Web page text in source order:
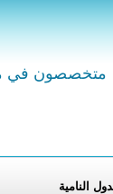
متخصصون في
النامية